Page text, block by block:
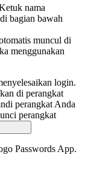
nama
bagian bawah
muncul di
menggunakan
login.
di perangkat
perangkat Anda
perangkat
Passwords App.